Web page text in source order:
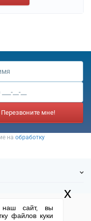
Перезвоните мне!
на обработку
наш сайт, вы
файлов куки
x